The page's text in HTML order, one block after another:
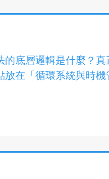
的底層邏輯是什麼？真
放在「循環系統與時機